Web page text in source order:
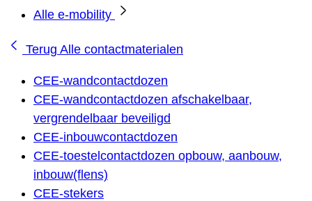
Alle e-mobility
Terug Alle contactmaterialen
CEE-wandcontactdozen
CEE-wandcontactdozen afschakelbaar,
vergrendelbaar beveiligd
CEE-inbouwcontactdozen
CEE-toestelcontactdozen opbouw, aanbouw,
inbouw(flens)
CEE-stekers